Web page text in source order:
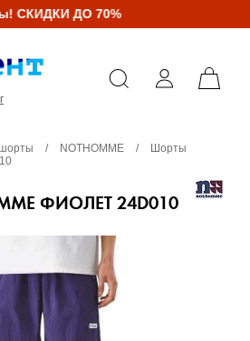
СКИДКИ ДО 70%
/ NOTHOMME /
Шорты
ФИОЛЕТ 24D010